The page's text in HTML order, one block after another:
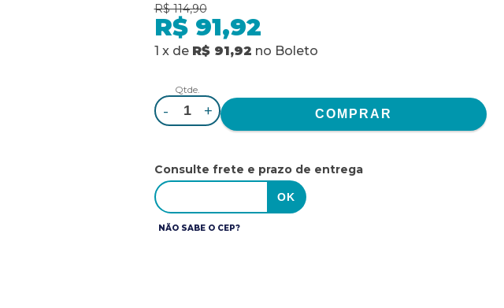
R$ 114,90
R$ 91,92
1 x de R$ 91,92 no Boleto
Qtde.
- +
Consulte frete e prazo de entrega
NÃO SABE O CEP?